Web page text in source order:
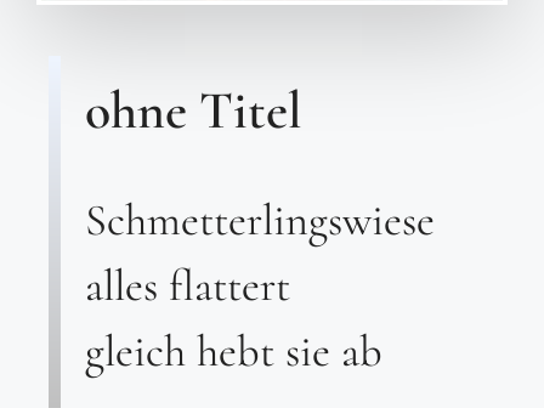
ohne Titel
Schmetterlingswiese
alles flattert
gleich hebt sie ab